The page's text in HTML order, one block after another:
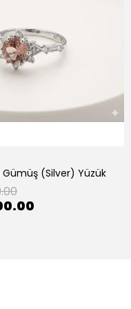
Gümüş (Silver) Yüzük